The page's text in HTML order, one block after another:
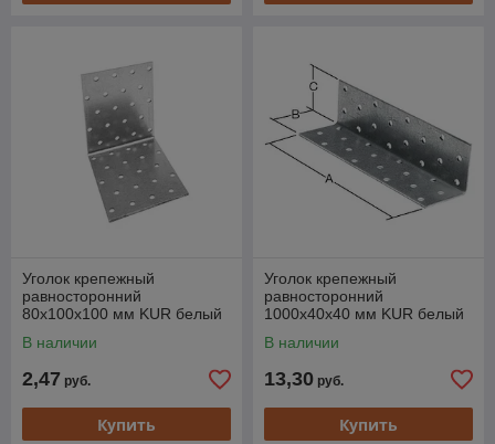
Уголок крепежный
равносторонний
80х100х100 мм KUR белый
В наличии
2,47 руб.
Купить
Уголок крепежный
равносторонний
1000х40х40 мм KUR белый
В наличии
13,30 руб.
Купить